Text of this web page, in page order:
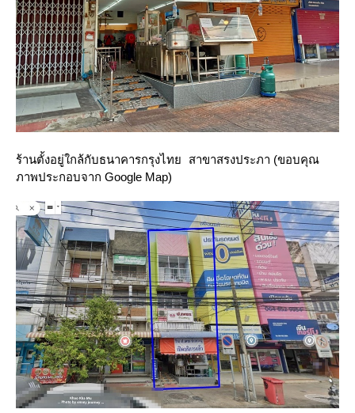
ร้านตั้งอยู่ใกล้กับธนาคารกรุงไทย สาขาสรงประภา (ขอบคุณ
ภาพประกอบจาก Google Map)